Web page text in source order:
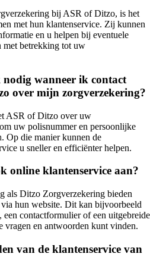
bij ASR of Ditzo, is het
met hun klantenservice. Zij kunnen
en u helpen bij eventuele
met betrekking tot uw
wanneer ik contact
over mijn zorgverzekering?
ASR of Ditzo over uw
uw polisnummer en persoonlijke
Op die manier kunnen de
u sneller en efficiënter helpen.
online klantenservice aan?
als Ditzo Zorgverzekering bieden
hun website. Dit kan bijvoorbeeld
contactformulier of een uitgebreide
vragen en antwoorden kunt vinden.
van de klantenservice van